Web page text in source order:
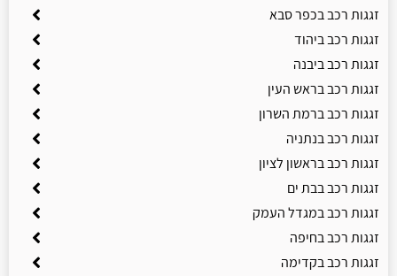
זגגות רכב בכפר סבא
זגגות רכב ביהוד
זגגות רכב ביבנה
זגגות רכב בראש העין
זגגות רכב ברמת השרון
זגגות רכב בנתניה
זגגות רכב בראשון לציון
זגגות רכב בבת ים
זגגות רכב במגדל העמק
זגגות רכב בחיפה
זגגות רכב בקדימה